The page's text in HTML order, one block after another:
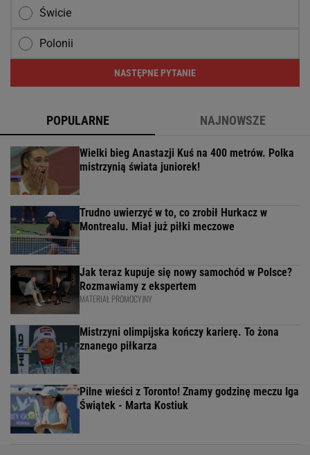
Świcie
Polonii
NASTĘPNE PYTANIE
POPULARNE NAJNOWSZE
Wielki bieg Anastazji Kuś na 400 metrów. Polka
mistrzynią świata juniorek!
Trudno uwierzyć w to, co zrobił Hurkacz w
Montrealu. Miał już piłki meczowe
Jak teraz kupuje się nowy samochód w Polsce?
Rozmawiamy z ekspertem
MATERIAŁ PROMOCYJNY
Mistrzyni olimpijska kończy karierę. To żona
znanego piłkarza
Pilne wieści z Toronto! Znamy godzinę meczu Iga
Świątek - Marta Kostiuk